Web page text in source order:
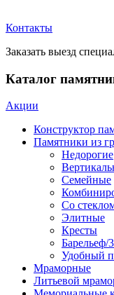
Контакты
Заказать выезд
Каталог
Акции
Конструктор
Памятники из
Недорогие
Семейные
Со
Элитные
Кресты
Барельеф/
Удобный
Мраморные
Литьевой